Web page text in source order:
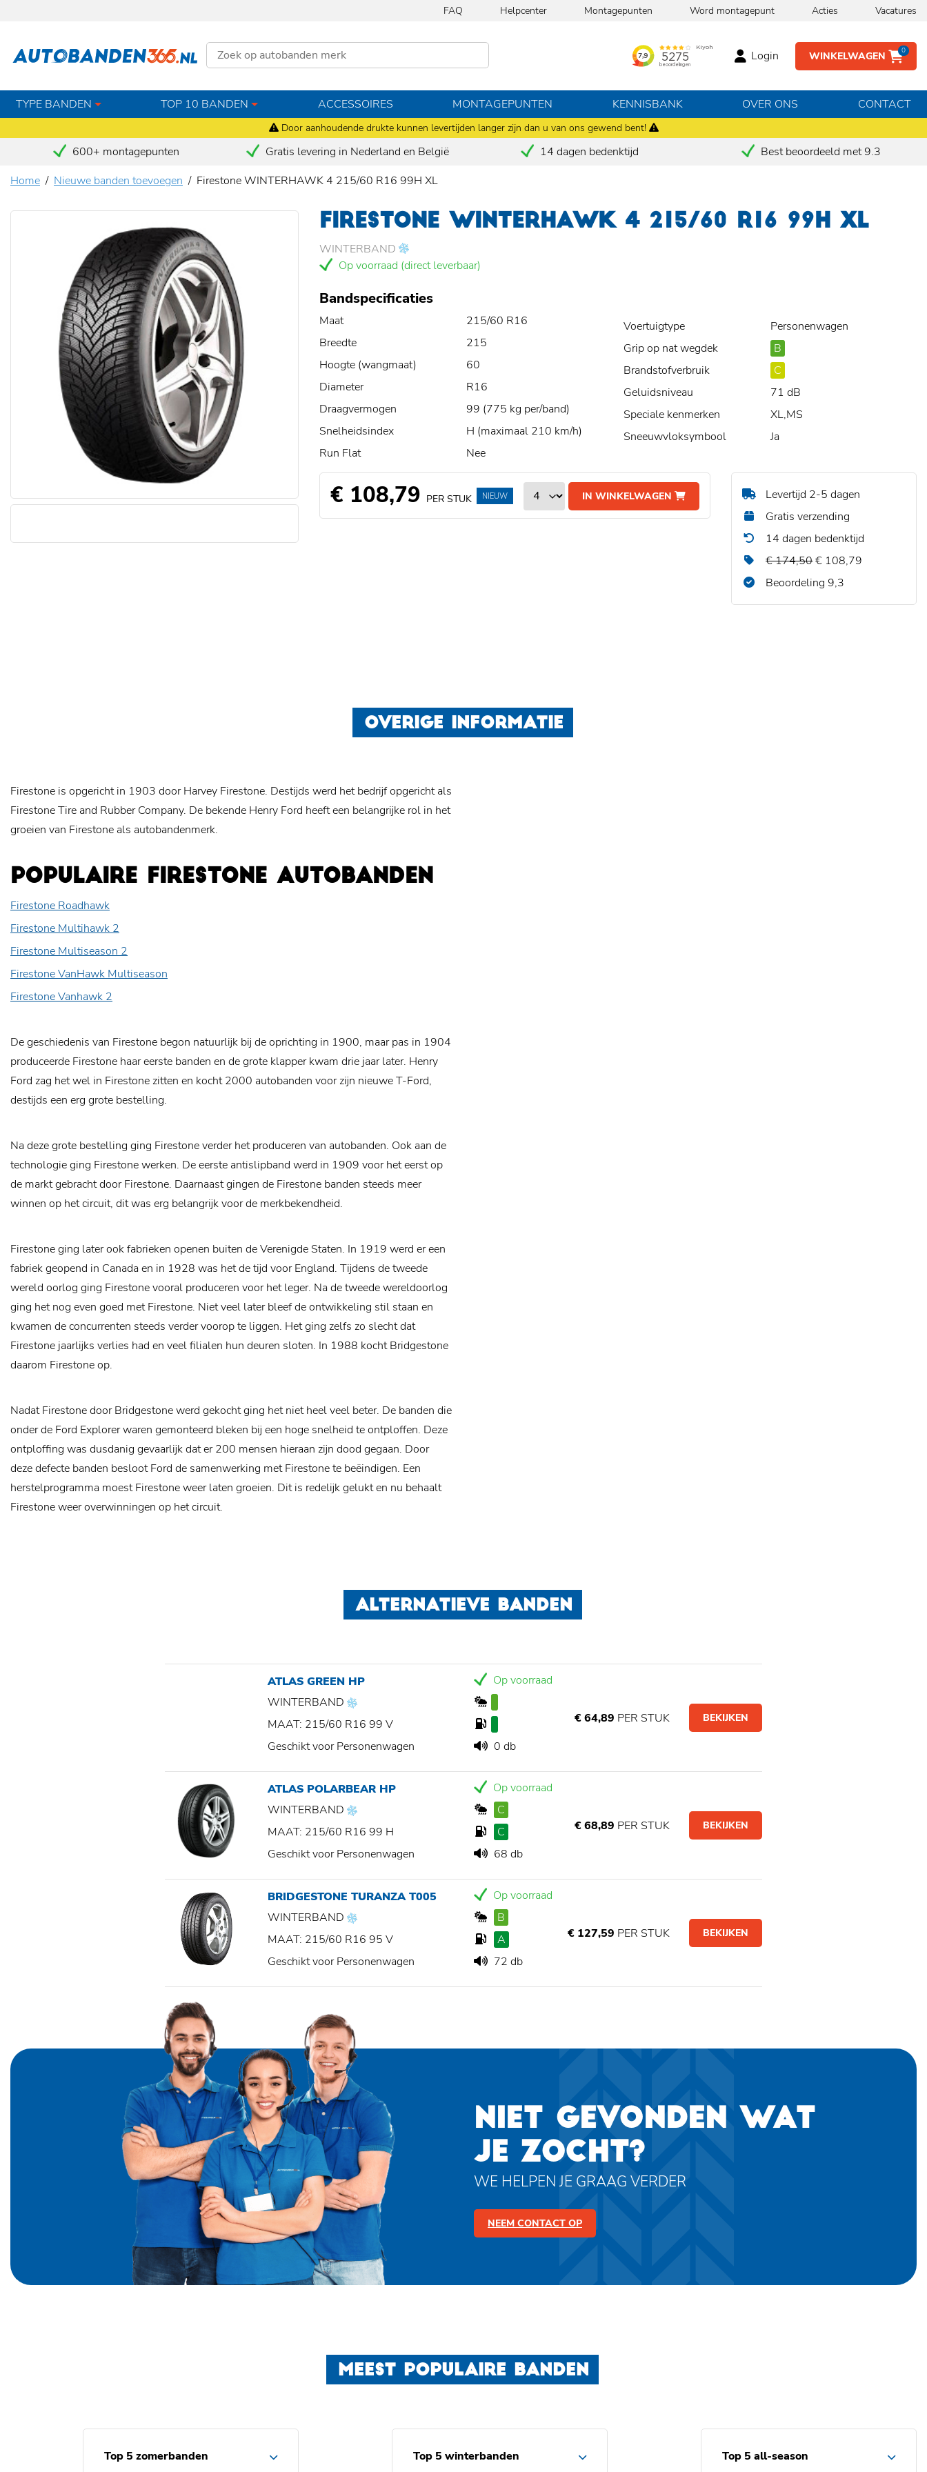
Door aanhoudende drukte kunnen levertijden langer zijn dan u van ons gewend bent!
FAQ Helpcenter Montagepunten Word montagepunt Acties Vacatures
WINKELWAGEN 0
Login
TYPE BANDEN TOP 10 BANDEN ACCESSOIRES MONTAGEPUNTEN KENNISBANK OVER ONS CONTACT
600+ montagepunten Gratis levering in Nederland en België 14 dagen bedenktijd
Best beoordeeld met 9.3
Home
Nieuwe banden toevoegen Firestone WINTERHAWK 4 215/60 R16 99H XL
FIRESTONE WINTERHAWK 4 215/60 R16 99H XL
WINTERBAND
Op voorraad (direct leverbaar)
Bandspecificaties
Maat
215/60 R16
Breedte
215
Hoogte (wangmaat)
60
Diameter
R16
Draagvermogen
99 (775 kg per/band)
Snelheidsindex
H (maximaal 210 km/h)
Run Flat
Nee
Voertuigtype
Personenwagen
Grip op nat wegdek
B
Brandstofverbruik
C
Geluidsniveau
71 dB
Speciale kenmerken
XL,MS
Sneeuwvloksymbool
Ja
€ 108,79 PER STUK IN WINKELWAGEN
NIEUW
Levertijd 2-5 dagen
Gratis verzending
14 dagen bedenktijd
€ 174,50€ 108,79
Beoordeling 9,3
OVERIGE INFORMATIE
Firestone is opgericht in 1903 door Harvey Firestone. Destijds werd het bedrijf opgericht als
Firestone Tire and Rubber Company. De bekende Henry Ford heeft een belangrijke rol in het
groeien van Firestone als autobandenmerk.
POPULAIRE FIRESTONE AUTOBANDEN
Firestone Roadhawk
Firestone Multihawk 2
Firestone Multiseason 2
Firestone VanHawk Multiseason
Firestone Vanhawk 2
De geschiedenis van Firestone begon natuurlijk bij de oprichting in 1900, maar pas in 1904
produceerde Firestone haar eerste banden en de grote klapper kwam drie jaar later. Henry
Ford zag het wel in Firestone zitten en kocht 2000 autobanden voor zijn nieuwe T-Ford,
destijds een erg grote bestelling.
Na deze grote bestelling ging Firestone verder het produceren van autobanden. Ook aan de
technologie ging Firestone werken. De eerste antislipband werd in 1909 voor het eerst op
de markt gebracht door Firestone. Daarnaast gingen de Firestone banden steeds meer
winnen op het circuit, dit was erg belangrijk voor de merkbekendheid.
Firestone ging later ook fabrieken openen buiten de Verenigde Staten. In 1919 werd er een
fabriek geopend in Canada en in 1928 was het de tijd voor England. Tijdens de tweede
wereld oorlog ging Firestone vooral produceren voor het leger. Na de tweede wereldoorlog
ging het nog even goed met Firestone. Niet veel later bleef de ontwikkeling stil staan en
kwamen de concurrenten steeds verder voorop te liggen. Het ging zelfs zo slecht dat
Firestone jaarlijks verlies had en veel filialen hun deuren sloten. In 1988 kocht Bridgestone
daarom Firestone op.
Nadat Firestone door Bridgestone werd gekocht ging het niet heel veel beter. De banden die
onder de Ford Explorer waren gemonteerd bleken bij een hoge snelheid te ontploffen. Deze
ontploffing was dusdanig gevaarlijk dat er 200 mensen hieraan zijn dood gegaan. Door
deze defecte banden besloot Ford de samenwerking met Firestone te beëindigen. Een
herstelprogramma moest Firestone weer laten groeien. Dit is redelijk gelukt en nu behaalt
Firestone weer overwinningen op het circuit.
ALTERNATIEVE BANDEN
ATLAS GREEN HP
WINTERBAND
MAAT: 215/60 R16 99 V
Geschikt voor Personenwagen
Op voorraad
0 db
€ 64,89 PER STUK BEKIJKEN
ATLAS POLARBEAR HP
WINTERBAND
MAAT: 215/60 R16 99 H
Geschikt voor Personenwagen
Op voorraad
C
C
68 db
€ 68,89 PER STUK BEKIJKEN
BRIDGESTONE TURANZA T005
WINTERBAND
MAAT: 215/60 R16 95 V
Geschikt voor Personenwagen
Op voorraad
B
A
72 db
€ 127,59 PER STUK BEKIJKEN
NIET GEVONDEN WAT
JE ZOCHT?
WE HELPEN JE GRAAG VERDER
NEEM CONTACT OP
MEEST POPULAIRE BANDEN
Top 5 zomerbanden Top 5 winterbanden Top 5 all-season